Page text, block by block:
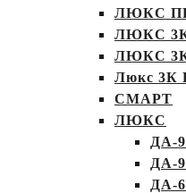
ЛЮКС
ЛЮКС
ЛЮКС
Люкс 3К
СМАРТ
ЛЮКС
ДА-
ДА-
ДА-